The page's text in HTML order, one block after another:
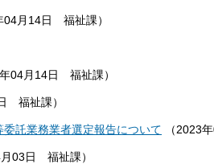
04月14日 福祉課 ）
04月14日 福祉課 ）
福祉課 ）
託業務業者選定報告について （ 2023
03日 福祉課 ）